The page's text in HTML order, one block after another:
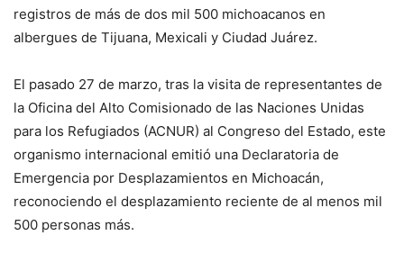
registros de más de dos mil 500 michoacanos en
albergues de Tijuana, Mexicali y Ciudad Juárez.
El pasado 27 de marzo, tras la visita de representantes de
la Oficina del Alto Comisionado de las Naciones Unidas
para los Refugiados (ACNUR) al Congreso del Estado, este
organismo internacional emitió una Declaratoria de
Emergencia por Desplazamientos en Michoacán,
reconociendo el desplazamiento reciente de al menos mil
500 personas más.